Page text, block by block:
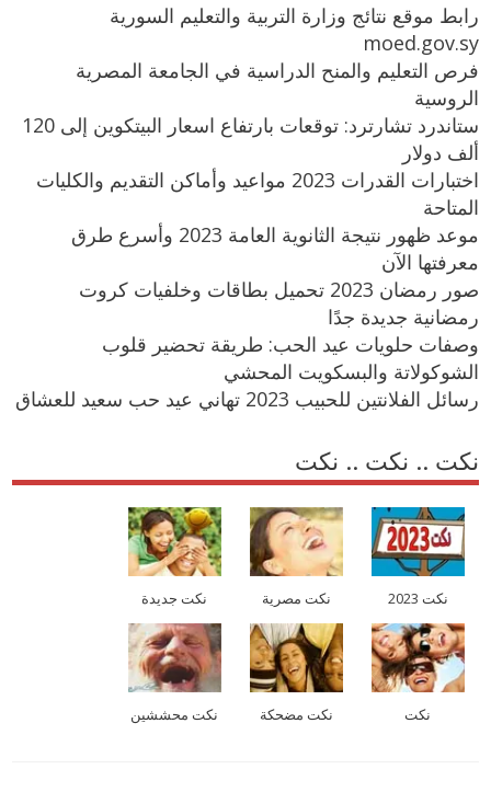
رابط موقع نتائج وزارة التربية والتعليم السورية
moed.gov.sy
فرص التعليم والمنح الدراسية في الجامعة المصرية
الروسية
ستاندرد تشارترد: توقعات بارتفاع اسعار البيتكوين إلى 120
ألف دولار
اختبارات القدرات 2023 مواعيد وأماكن التقديم والكليات
المتاحة
موعد ظهور نتيجة الثانوية العامة 2023 وأسرع طرق
معرفتها الآن
صور رمضان 2023 تحميل بطاقات وخلفيات كروت
رمضانية جديدة جدًا
وصفات حلويات عيد الحب: طريقة تحضير قلوب
الشوكولاتة والبسكويت المحشي
رسائل الفلانتين للحبيب 2023 تهاني عيد حب سعيد للعشاق
نكت .. نكت .. نكت
نكت 2023 نكت مصرية نكت جديدة
نكت نكت مضحكة نكت محششين